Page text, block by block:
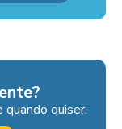
quiser.